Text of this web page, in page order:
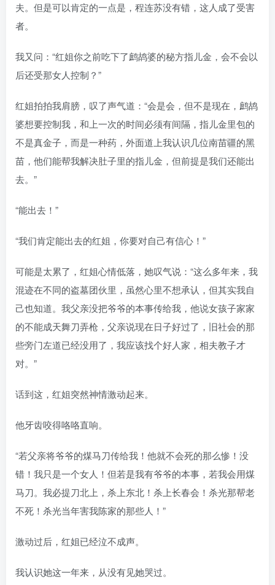
夫。但是可以肯定的一点是，程连苏没有错，这人成了受害
者。
我又问：“红姐你之前吃下了鹧鸪婆的秘方指儿金，会不会以
后还受那女人控制？”
红姐拍拍我肩膀，叹了声气道：“会是会，但不是现在，鹧鸪
婆想要控制我，和上一次的时间必须有间隔，指儿金里包的
不是真金子，而是一种药，外面道上我认识几位南苗疆的黑
苗，他们能帮我解决肚子里的指儿金，但前提是我们还能出
去。”
“能出去！”
“我们肯定能出去的红姐，你要对自己有信心！”
可能是太累了，红姐心情低落，她叹气说：“这么多年来，我
混迹在不同的盗墓团伙里，虽然心里不想承认，但其实我自
己也知道。我父亲没把爷爷的本事传给我，他说女孩子家家
的不能成天舞刀弄枪，父亲说现在日子好过了，旧社会的那
些旁门左道已经没用了，我应该找个好人家，相夫教子才
对。”
话到这，红姐突然神情激动起来。
他牙齿咬得咯咯直响。
“若父亲将爷爷的煤马刀传给我！他就不会死的那么惨！没
错！我只是一个女人！但若是我有爷爷的本事，若我会用煤
马刀。我必提刀北上，杀上东北！杀上长春会！杀光那帮老
不死！杀光当年害我陈家的那些人！”
激动过后，红姐已经泣不成声。
我认识她这一年来，从没有见她哭过。